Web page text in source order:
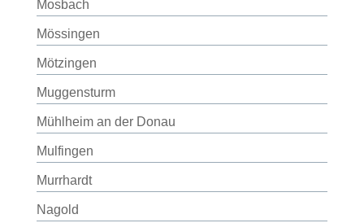
Mosbach
Mössingen
Mötzingen
Muggensturm
Mühlheim an der Donau
Mulfingen
Murrhardt
Nagold